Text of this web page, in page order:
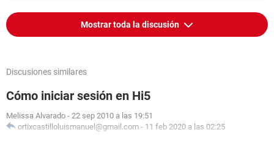
Mostrar toda la discusión
Discusiones similares
Cómo iniciar sesión en Hi5
Melissa Alvarado - 22 sep 2010 a las 19:51
ortixcastilloluismanuel@gmail.com - 11 feb 2020 a las 02:25